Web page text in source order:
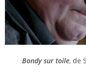
Bondy sur toile, de